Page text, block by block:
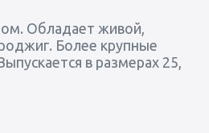
Обладает живой,
Более крупные
в размерах 25,